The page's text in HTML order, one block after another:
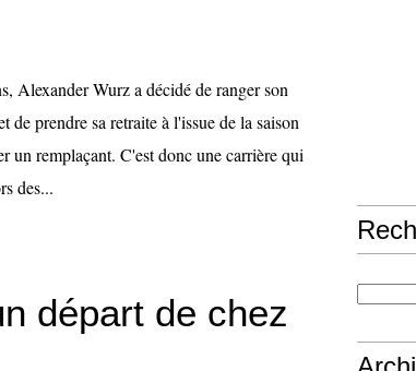
Alexander Wurz a décidé de ranger son
de prendre sa retraite à l'issue de la saison
un remplaçant. C'est donc une carrière qui
des...
départ de chez